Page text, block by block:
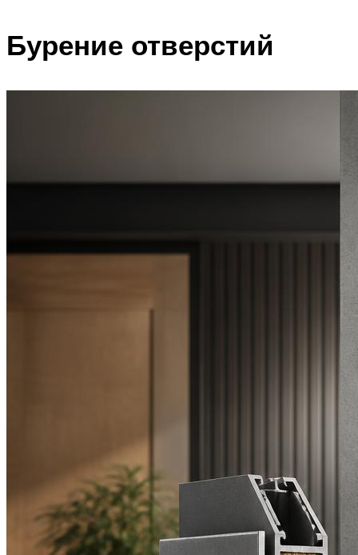
Бурение отверстий